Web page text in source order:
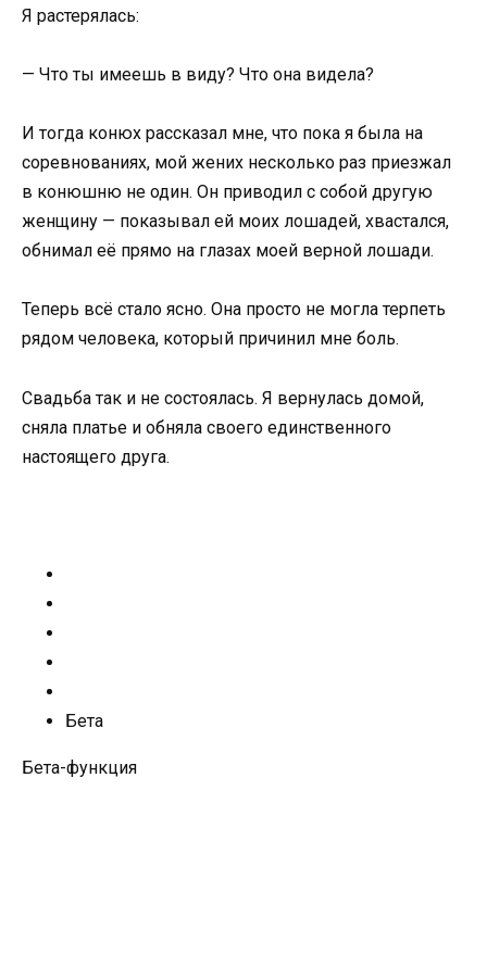
Я растерялась:
— Что ты имеешь в виду? Что она видела?
И тогда конюх рассказал мне, что пока я была на
соревнованиях, мой жених несколько раз приезжал
в конюшню не один. Он приводил с собой другую
женщину — показывал ей моих лошадей, хвастался,
обнимал её прямо на глазах моей верной лошади.
Теперь всё стало ясно. Она просто не могла терпеть
рядом человека, который причинил мне боль.
Свадьба так и не состоялась. Я вернулась домой,
сняла платье и обняла своего единственного
настоящего друга.
Бета
Бета-функция